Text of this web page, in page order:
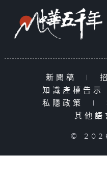
新聞稿 |
知識產權告示
私隱政策
|
其他語
©